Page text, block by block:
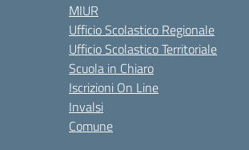
MIUR
Ufficio Scolastico Regionale
Ufficio Scolastico Territoriale
Scuola in Chiaro
Iscrizioni On Line
Invalsi
Comune